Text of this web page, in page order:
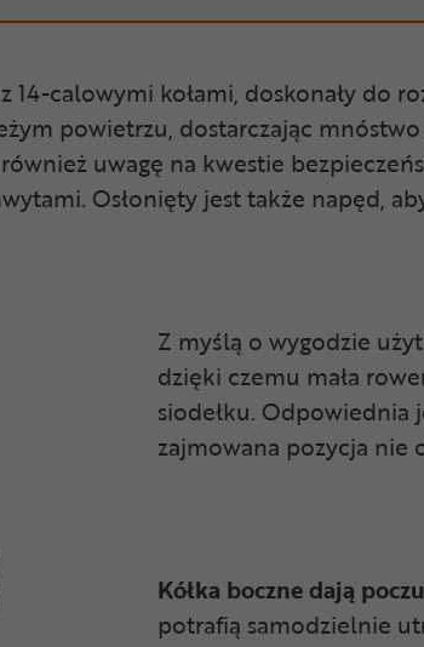
14-calowymi kołami, doskonały do
powietrzu, dostarczając
uwagę na kwestie
Osłonięty jest także napęd,
Z myślą o wygodzie
dzięki czemu mała
siodełku. Odpowiednia
zajmowana pozycja nie
Kółka boczne dają
potrafią samodzielnie